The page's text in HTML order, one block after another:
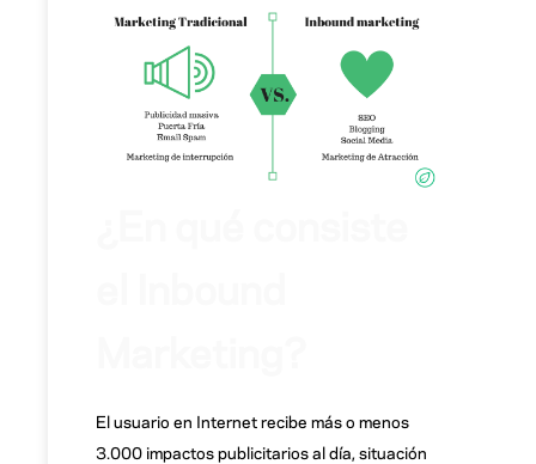
El usuario en Internet recibe más o menos
3.000 impactos publicitarios al día, situación